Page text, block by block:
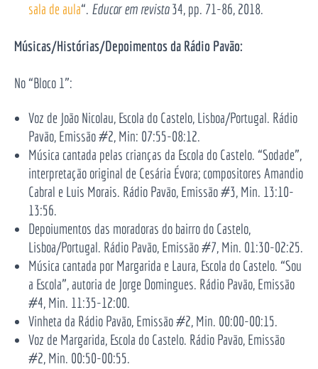
sala de aula“. Educar em revista34, pp. 71-86, 2018.
Músicas/Histórias/Depoimentos da Rádio Pavão:
No “Bloco 1”:
Voz de João Nicolau, Escola do Castelo, Lisboa/Portugal. Rádio
Pavão, Emissão #2, Min: 07:55-08:12.
Música cantada pelas crianças da Escola do Castelo. “Sodade”,
interpretação original de Cesária Évora; compositores Amandio
Cabral e Luis Morais. Rádio Pavão, Emissão #3, Min. 13:10-
13:56.
Depoiumentos das moradoras do bairro do Castelo,
Lisboa/Portugal. Rádio Pavão, Emissão #7, Min. 01:30-02:25.
Música cantada por Margarida e Laura, Escola do Castelo. “Sou
a Escola”, autoria de Jorge Domingues. Rádio Pavão, Emissão
#4, Min. 11:35-12:00.
Vinheta da Rádio Pavão, Emissão #2, Min. 00:00-00:15.
Voz de Margarida, Escola do Castelo. Rádio Pavão, Emissão
#2, Min. 00:50-00:55.